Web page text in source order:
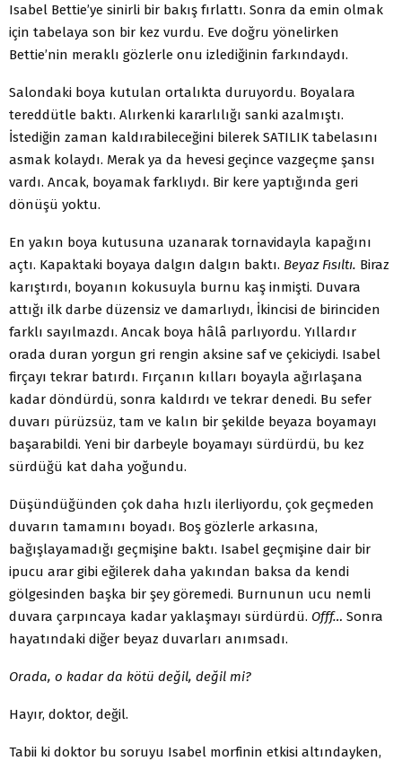
Isabel Bettie’ye sinirli bir bakış fırlattı. Sonra da emin ol­mak
için tabelaya son bir kez vurdu. Eve doğru yönelirken
Bettie’nin meraklı gözlerle onu izlediğinin farkındaydı.
Salondaki boya kutulan ortalıkta duruyordu. Boyalara
tered­dütle baktı. Alırkenki kararlılığı sanki azalmıştı.
İstediğin za­man kaldırabileceğini bilerek SATILIK tabelasını
asmak kolay­dı. Merak ya da hevesi geçince vazgeçme şansı
vardı. Ancak, boyamak farklıydı. Bir kere yaptığında geri
dönüşü yoktu.
En yakın boya kutusuna uzanarak tornavidayla kapağını
açtı. Kapaktaki boyaya dalgın dalgın baktı. Beyaz Fısıltı. Biraz
karıştırdı, boyanın kokusuyla burnu kaş inmişti. Duvara
attığı ilk darbe düzensiz ve damarlıydı, İkincisi de birinciden
farklı sayılmazdı. Ancak boya hâlâ parlıyordu. Yıllardır
orada duran yorgun gri rengin aksine saf ve çekiciydi. Isabel
firçayı tekrar batırdı. Fırçanın kılları boyayla ağırlaşana
kadar döndürdü, son­ra kaldırdı ve tekrar denedi. Bu sefer
duvarı pürüzsüz, tam ve kalın bir şekilde beyaza boyamayı
başarabildi. Yeni bir darbey­le boyamayı sürdürdü, bu kez
sürdüğü kat daha yoğundu.
Düşündüğünden çok daha hızlı ilerliyordu, çok geçmeden
duvarın tamamını boyadı. Boş gözlerle arkasına,
bağışlayamadığı geçmişine baktı. Isabel geçmişine dair bir
ipucu arar gibi eğilerek daha yakından baksa da kendi
gölgesinden başka bir şey göremedi. Burnunun ucu nemli
duvara çarpıncaya ka­dar yaklaşmayı sürdürdü. Offf… Sonra
hayatındaki diğer be­yaz duvarları anımsadı.
Orada, o kadar da kötü değil, değil mi?
Hayır, doktor, değil.
Tabii ki doktor bu soruyu Isabel morfinin etkisi altınday­ken,